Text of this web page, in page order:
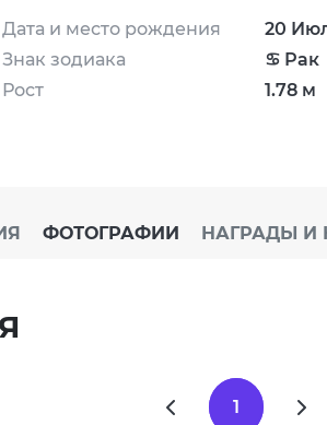
Дата и место рождения
Знак зодиака
Рост
20
♋ Рак
1.78 м
ФОТОГРАФИИ НАГРАДЫ И
1